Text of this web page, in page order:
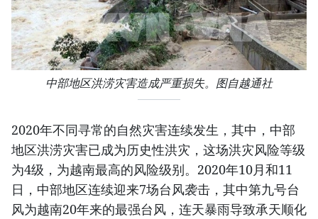
中部地区洪涝灾害造成严重损失。图自越通社
2020年不同寻常的自然灾害连续发生，其中，中部
地区洪涝灾害已成为历史性洪灾，这场洪灾风险等级
为4级，为越南最高的风险级别。2020年10月和11
日，中部地区连续迎来7场台风袭击，其中第九号台
风为越南20年来的最强台风，连天暴雨导致承天顺化